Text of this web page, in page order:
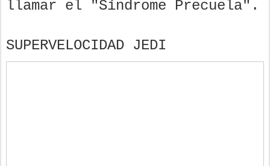
llamar el "Síndrome Precuela".
SUPERVELOCIDAD JEDI